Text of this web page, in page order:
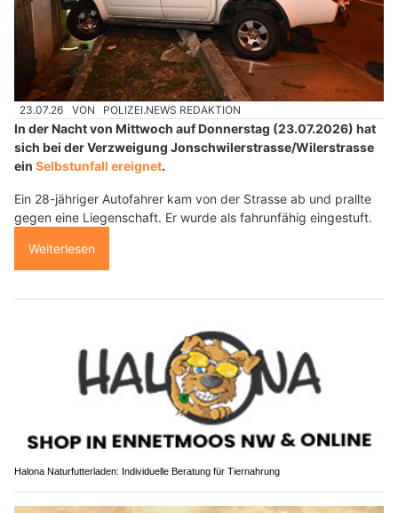
23.07.26 VON POLIZEI.NEWS REDAKTION
In der Nacht von Mittwoch auf Donnerstag (23.07.2026) hat
sich bei der Verzweigung Jonschwilerstrasse/Wilerstrasse
ein Selbstunfall ereignet.
Ein 28-jähriger Autofahrer kam von der Strasse ab und prallte
gegen eine Liegenschaft. Er wurde als fahrunfähig eingestuft.
Weiterlesen
Halona Naturfutterladen: Individuelle Beratung für Tiernahrung